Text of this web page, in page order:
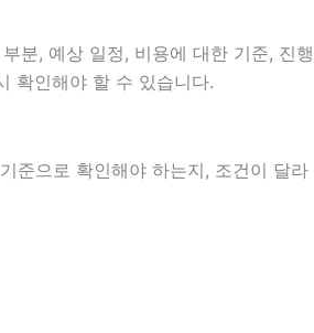
분, 예상 일정, 비용에 대한 기준, 진행
확인해야 할 수 있습니다.
준으로 확인해야 하는지, 조건이 달라